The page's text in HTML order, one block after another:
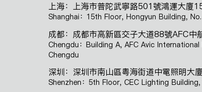
上海：上海市普陀武寧路501號鴻運大廈
Shanghai：15th Floor, Hongyun Building,
成都：成都市高新區交子大道88號AFC中
Chengdu：Building A, AFC Avic
Chengdu
深圳：深圳市南山區粵海街道中電照明大
Shenzhen：5th Floor, CEC Lighting